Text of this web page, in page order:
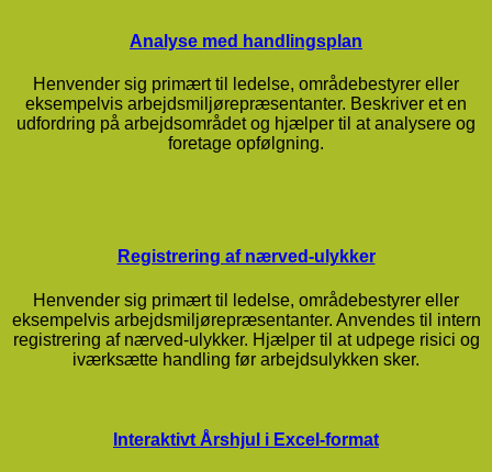
Analyse med handlingsplan
Henvender sig primært til ledelse, områdebestyrer eller
eksempelvis arbejdsmiljørepræsentanter. Beskriver et en
udfordring på arbejdsområdet og hjælper til at analysere og
foretage opfølgning.
Registrering af nærved-ulykker
Henvender sig primært til ledelse, områdebestyrer eller
eksempelvis arbejdsmiljørepræsentanter. Anvendes til intern
registrering af nærved-ulykker. Hjælper til at udpege risici og
iværksætte handling før arbejdsulykken sker.
Interaktivt Årshjul i Excel-format